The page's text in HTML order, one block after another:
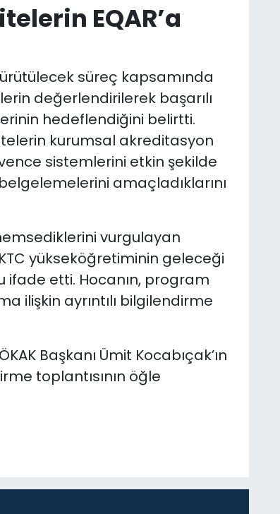
EQAR’a
süreç kapsamında
değerlendirilerek başarılı
hedeflendiğini belirtti.
kurumsal akreditasyon
sistemlerini etkin şekilde
amaçladıklarını
vurgulayan
yükseköğretiminin geleceği
ifade etti. Hocanın, program
ilişkin ayrıntılı bilgilendirme
Başkanı Ümit Kocabıçak’ın
toplantısının öğle